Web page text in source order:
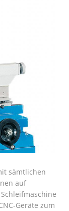
sämtlichen
auf
Geräte zum